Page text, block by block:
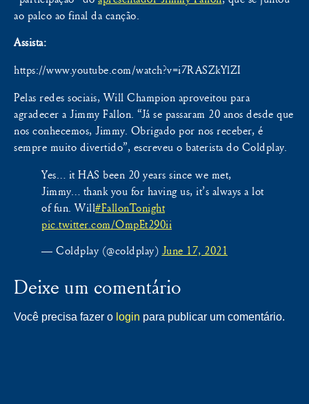
ao palco ao final da canção.
Assista:
https://www.youtube.com/watch?v=i7RASZkYlZI
Pelas redes sociais, Will Champion aproveitou para
agradecer a Jimmy Fallon. “Já se passaram 20 anos desde que
nos conhecemos, Jimmy. Obrigado por nos receber, é
sempre muito divertido”, escreveu o baterista do Coldplay.
Yes… it HAS been 20 years since we met,
Jimmy… thank you for having us, it’s always a lot
of fun. Will#FallonTonight
pic.twitter.com/OmpEt290ii
— Coldplay (@coldplay) June 17, 2021
Deixe um comentário
Você precisa fazer o login para publicar um comentário.